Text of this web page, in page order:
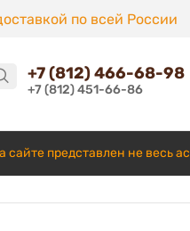
по всей России
+7 (812) 466-68-98
+7 (812) 451-66-86
сайте представлен не весь